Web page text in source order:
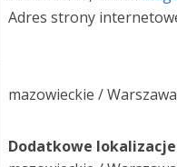
Adres strony
mazowieckie / Warszawa
Dodatkowe lokalizacje